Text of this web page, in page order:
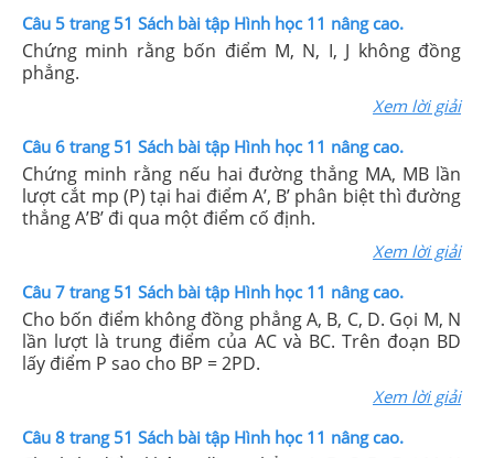
Câu 5 trang 51 Sách bài tập Hình học 11 nâng cao.
Chứng minh rằng bốn điểm M, N, I, J không đồng
phẳng.
Xem lời giải
Câu 6 trang 51 Sách bài tập Hình học 11 nâng cao.
Chứng minh rằng nếu hai đường thẳng MA, MB lần
lượt cắt mp (P) tại hai điểm A’, B’ phân biệt thì đường
thẳng A’B’ đi qua một điểm cố định.
Xem lời giải
Câu 7 trang 51 Sách bài tập Hình học 11 nâng cao.
Cho bốn điểm không đồng phẳng A, B, C, D. Gọi M, N
lần lượt là trung điểm của AC và BC. Trên đoạn BD
lấy điểm P sao cho BP = 2PD.
Xem lời giải
Câu 8 trang 51 Sách bài tập Hình học 11 nâng cao.